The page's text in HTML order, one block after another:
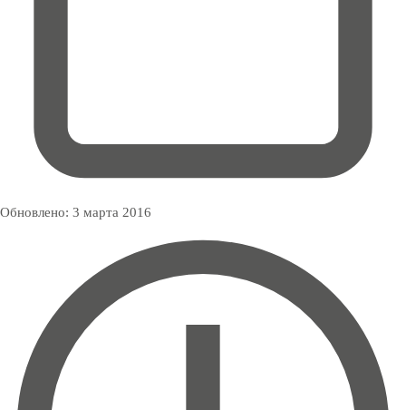
Обновлено: 3 марта 2016